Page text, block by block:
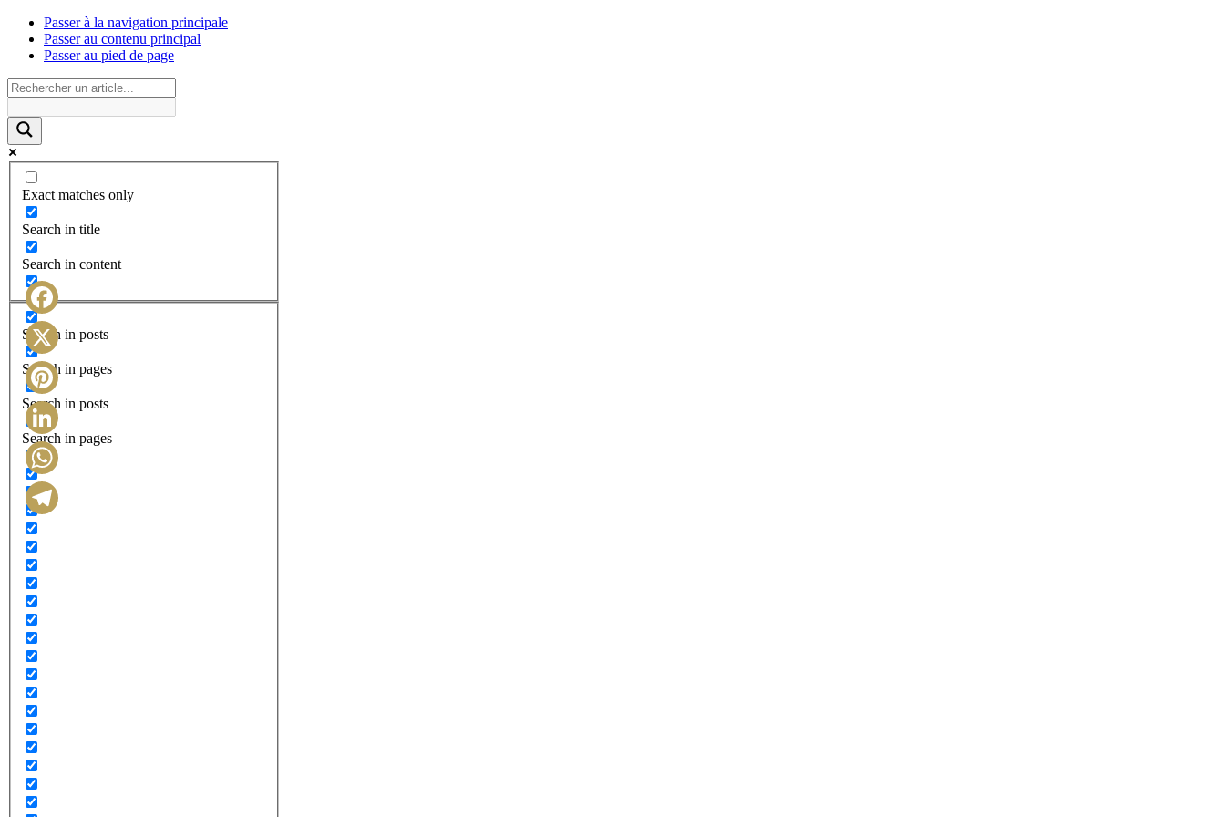
Passer à la navigation principale
Passer au contenu principal
Passer au pied de page
Exact matches only
Search in title
Search in content
Search in posts
Search in pages
Search in posts
Search in pages
Facebook
X
Pinterest
LinkedIn
WhatsApp
Telegram